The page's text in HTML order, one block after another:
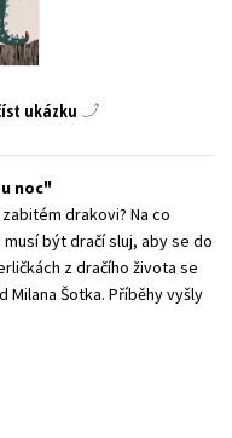
ukázku
noc
drakovi? Na co
být dračí sluj, aby se do
z dračího života se
Šotka. Příběhy vyšly